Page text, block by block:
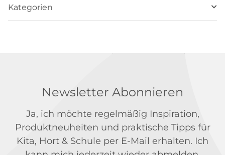
Kategorien
Newsletter Abonnieren
Ja, ich möchte regelmäßig Inspiration,
Produktneuheiten und praktische Tipps für
Kita, Hort & Schule per E-Mail erhalten. Ich